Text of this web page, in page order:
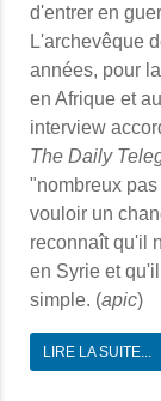
d'entrer en
L'archevêque
années, pour
en Afrique et
interview
The Daily
"nombreux
vouloir un
reconnaît qu'il
en Syrie et
simple. (apic)
LIRE LA SUITE...